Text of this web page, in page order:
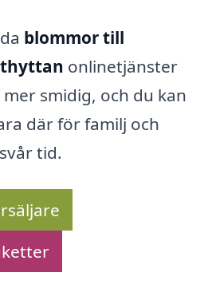
blommor till
onlinetjänster
smidig, och du kan
där för familj och
tid.